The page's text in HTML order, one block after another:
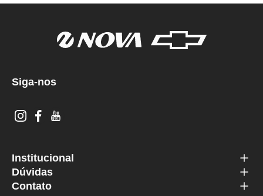
Siga-nos
Institucional
Dúvidas
Contato